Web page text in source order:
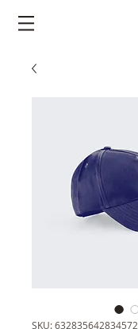
SKU: 632835642834572